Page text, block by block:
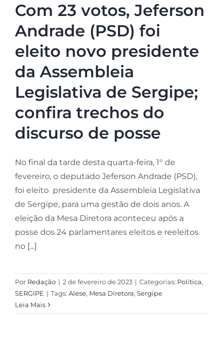
Com 23 votos, Jeferson
Andrade (PSD) foi
eleito novo presidente
da Assembleia
Legislativa de Sergipe;
confira trechos do
discurso de posse
No final da tarde desta quarta-feira, 1° de
fevereiro, o deputado Jeferson Andrade (PSD),
foi eleito presidente da Assembleia Legislativa
de Sergipe, para uma gestão de dois anos. A
eleição da Mesa Diretora aconteceu após a
posse dos 24 parlamentares eleitos e reeleitos
no [...]
Por Redação | 2 de fevereiro de 2023 | Categorias: Política,
SERGIPE | Tags: Alese, Mesa Diretora, Sergipe
Leia Mais